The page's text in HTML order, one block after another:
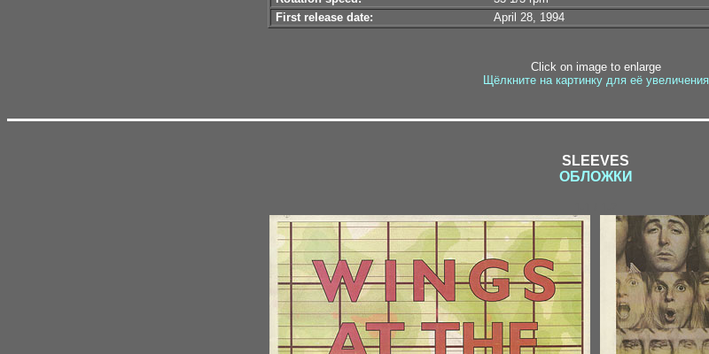
First release date:
April 28, 1994
Click on image to enlarge
Щёлкните на картинку для её увеличения
SLEEVES
ОБЛОЖКИ